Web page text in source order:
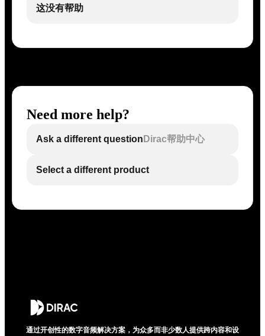
这没有帮助
Need more help?
Ask a different question Dirac帮助中心
Select a different product
通过开创性的数字音频解决方案，为众多而非少数人提供跨内容和设